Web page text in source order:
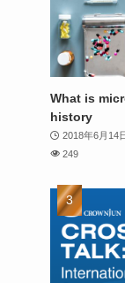
What is
history
2018年6月14
249